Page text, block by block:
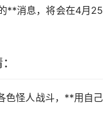
**消息，将会在4月25
色怪人战斗，**用自己